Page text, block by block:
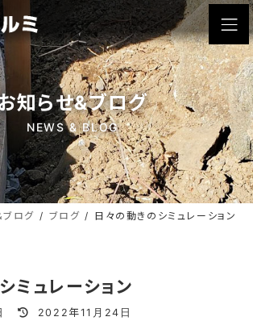
知らせ&ブログ
NEWS & BLOG
ブログ ブログ 日々の動きのシミュレーション
ミュレーション
最
2022年11月24日